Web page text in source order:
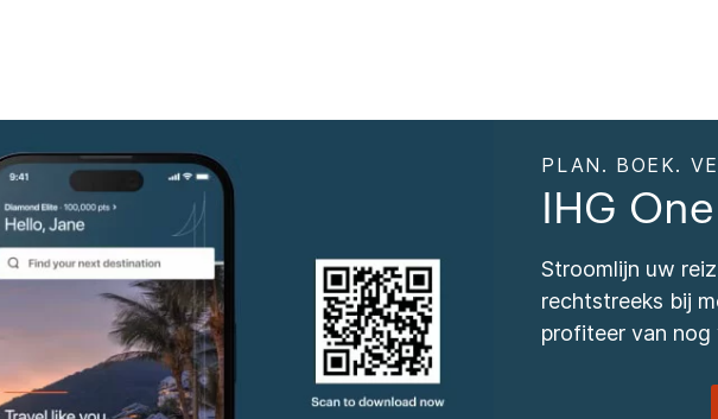
PLAN. BOEK.
IHG
Stroomlijn uw
rechtstreeks bij
profiteer van nog